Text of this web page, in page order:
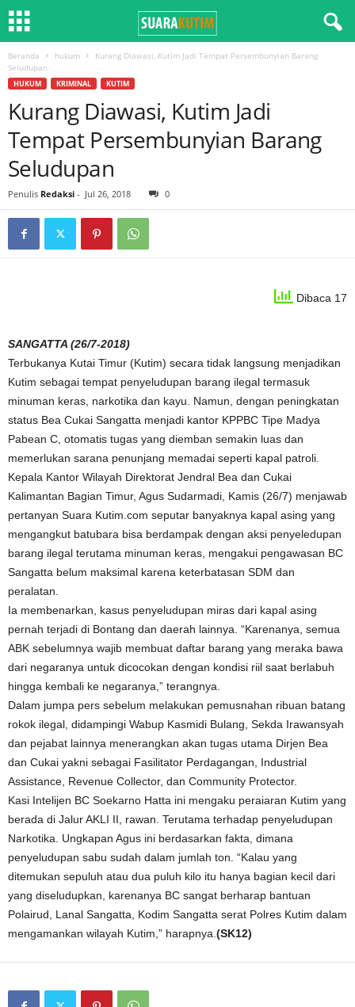
Beranda hukum
Kurang Diawasi, Kutim Jadi Tempat Persembunyian Barang
Seludupan
HUKUM KRIMINAL KUTIM
Kurang Diawasi, Kutim Jadi
Tempat Persembunyian Barang
Seludupan
Penulis Redaksi - Jul 26, 2018 0
Dibaca 17
SANGATTA (26/7-2018)
Terbukanya Kutai Timur (Kutim) secara tidak langsung menjadikan
Kutim sebagai tempat penyeludupan barang ilegal termasuk
minuman keras, narkotika dan kayu. Namun, dengan peningkatan
status Bea Cukai Sangatta menjadi kantor KPPBC Tipe Madya
Pabean C, otomatis tugas yang diemban semakin luas dan
memerlukan sarana penunjang memadai seperti kapal patroli.
Kepala Kantor Wilayah Direktorat Jendral Bea dan Cukai
Kalimantan Bagian Timur, Agus Sudarmadi, Kamis (26/7) menjawab
pertanyan Suara Kutim.com seputar banyaknya kapal asing yang
mengangkut batubara bisa berdampak dengan aksi penyeledupan
barang ilegal terutama minuman keras, mengakui pengawasan BC
Sangatta belum maksimal karena keterbatasan SDM dan
peralatan.
Ia membenarkan, kasus penyeludupan miras dari kapal asing
pernah terjadi di Bontang dan daerah lainnya. “Karenanya, semua
ABK sebelumnya wajib membuat daftar barang yang meraka bawa
dari negaranya untuk dicocokan dengan kondisi riil saat berlabuh
hingga kembali ke negaranya,” terangnya.
Dalam jumpa pers sebelum melakukan pemusnahan ribuan batang
rokok ilegal, didampingi Wabup Kasmidi Bulang, Sekda Irawansyah
dan pejabat lainnya menerangkan akan tugas utama Dirjen Bea
dan Cukai yakni sebagai Fasilitator Perdagangan, Industrial
Assistance, Revenue Collector, dan Community Protector.
Kasi Intelijen BC Soekarno Hatta ini mengaku peraiaran Kutim yang
berada di Jalur AKLI II, rawan. Terutama terhadap penyeludupan
Narkotika. Ungkapan Agus ini berdasarkan fakta, dimana
penyeludupan sabu sudah dalam jumlah ton. “Kalau yang
ditemukan sepuluh atau dua puluh kilo itu hanya bagian kecil dari
yang diseludupkan, karenanya BC sangat berharap bantuan
Polairud, Lanal Sangatta, Kodim Sangatta serat Polres Kutim dalam
mengamankan wilayah Kutim,” harapnya. (SK12)